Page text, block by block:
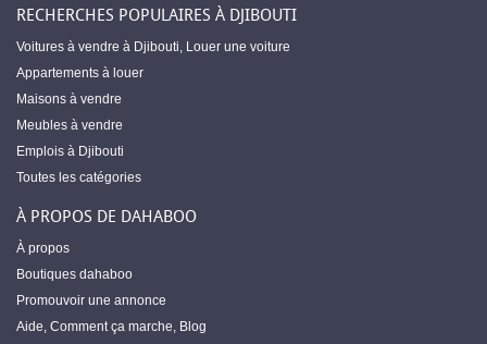
RECHERCHES POPULAIRES À DJIBOUTI
Voitures à vendre à Djibouti, Louer une voiture
Appartements à louer
Maisons à vendre
Meubles à vendre
Emplois à Djibouti
Toutes les catégories
À PROPOS DE DAHABOO
À propos
Boutiques dahaboo
Promouvoir une annonce
Aide, Comment ça marche, Blog